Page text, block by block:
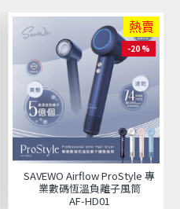
熱賣
-20 %
SAVEWO Airflow ProStyle 專
業數碼恆溫負離子風筒
AF‑HD01